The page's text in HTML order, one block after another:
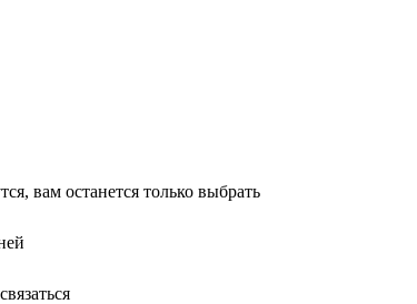
вам останется только выбрать